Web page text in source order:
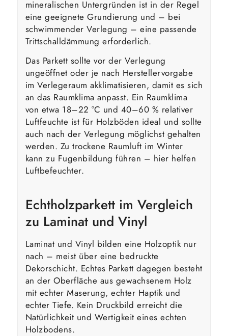
mineralischen Untergründen ist in der Regel
eine geeignete Grundierung und – bei
schwimmender Verlegung – eine passende
Trittschalldämmung erforderlich.
Das Parkett sollte vor der Verlegung
ungeöffnet oder je nach Herstellervorgabe
im Verlegeraum akklimatisieren, damit es sich
an das Raumklima anpasst. Ein Raumklima
von etwa 18–22 °C und 40–60 % relativer
Luftfeuchte ist für Holzböden ideal und sollte
auch nach der Verlegung möglichst gehalten
werden. Zu trockene Raumluft im Winter
kann zu Fugenbildung führen – hier helfen
Luftbefeuchter.
Echtholzparkett im Vergleich
zu Laminat und Vinyl
Laminat und Vinyl bilden eine Holzoptik nur
nach – meist über eine bedruckte
Dekorschicht. Echtes Parkett dagegen besteht
an der Oberfläche aus gewachsenem Holz
mit echter Maserung, echter Haptik und
echter Tiefe. Kein Druckbild erreicht die
Natürlichkeit und Wertigkeit eines echten
Holzbodens.